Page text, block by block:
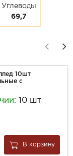
Углеводы
69,7
10шт
с
10 шт
В корзину